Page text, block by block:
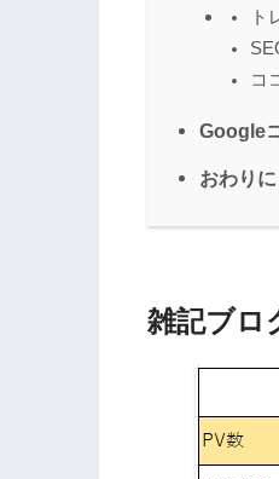
ト
コ
Google
おわり
雑記ブロ